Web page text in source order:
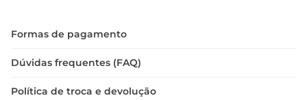
Formas de pagamento
Dúvidas frequentes (FAQ)
Política de troca e devolução